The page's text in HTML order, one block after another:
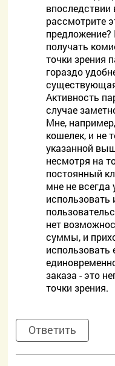
впоследствии
рассмотрите
получать
точки зрения
гораздо
Активность
случае
Мне,
кошелек, и не
указанной
несмотря на
постоянный
мне не всегда
использовать
нет
суммы, и
использовать
заказа - это
точки зрения.
Ответить